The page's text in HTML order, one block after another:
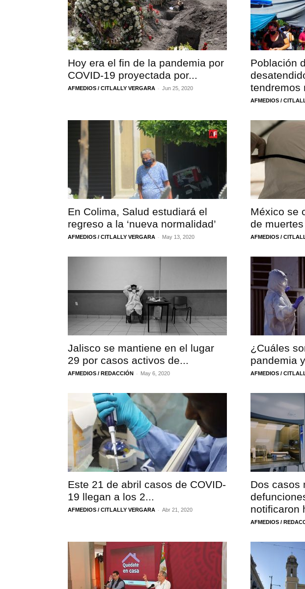
Hoy era el fin de la pandemia por
COVID-19 proyectada por...
AFMEDIOS / CITLALLY VERGARA - Jun 25, 2020
Población
tendremos
AFMEDIOS /
En Colima, Salud estudiará el
regreso a la ‘nueva normalidad’
AFMEDIOS / CITLALLY VERGARA - May 13, 2020
México se
de
AFMEDIOS /
Jalisco se mantiene en el lugar
29 por casos activos de...
AFMEDIOS / REDACCIÓN - May 6, 2020
¿Cuáles
pandemia
AFMEDIOS /
Este 21 de abril casos de COVID-
19 llegan a los 2...
AFMEDIOS / CITLALLY VERGARA - Abr 21, 2020
Dos casos
notificaron
AFMEDIOS /